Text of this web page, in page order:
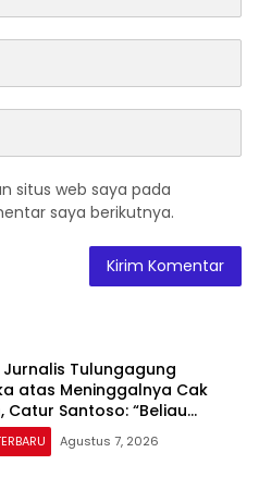
situs web saya pada
saya berikutnya.
Jurnalis Tulungagung
atas Meninggalnya Cak
Catur Santoso: “Beliau
Keadilan yang Vokal”
Agustus 7, 2026